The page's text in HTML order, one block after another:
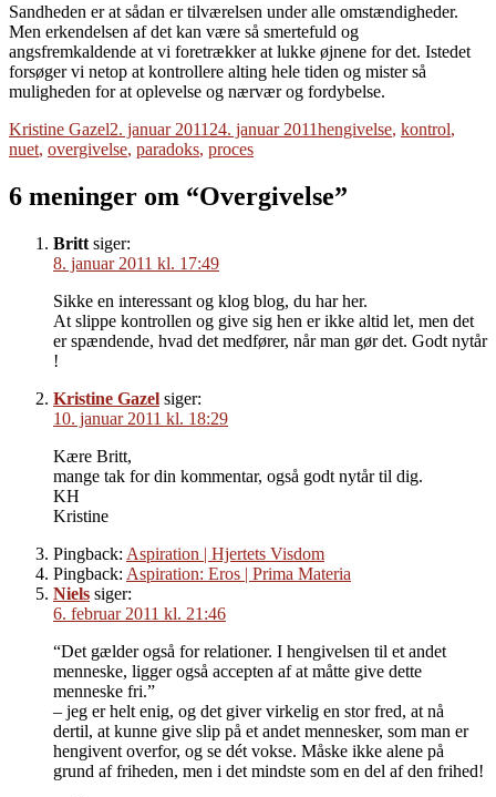
Sandheden er at sådan er tilværelsen under alle omstændigheder.
Men erkendelsen af det kan være så smertefuld og
angsfremkaldende at vi foretrækker at lukke øjnene for det. Istedet
forsøger vi netop at kontrollere alting hele tiden og mister så
muligheden for at oplevelse og nærvær og fordybelse.
Forfatter
Kristine GazelUdgivet
2. januar 2011 24. januar 2011Tags
hengivelse, kontrol,
nuet, overgivelse, paradoks, proces
6 meninger om “Overgivelse”
Britt siger:
8. januar 2011 kl. 17:49
Sikke en interessant og klog blog, du har her.
At slippe kontrollen og give sig hen er ikke altid let, men det
er spændende, hvad det medfører, når man gør det. Godt nytår
!
Kristine Gazel siger:
10. januar 2011 kl. 18:29
Kære Britt,
mange tak for din kommentar, også godt nytår til dig.
KH
Kristine
Pingback: Aspiration | Hjertets Visdom
Pingback: Aspiration: Eros | Prima Materia
Niels siger:
6. februar 2011 kl. 21:46
“Det gælder også for relationer. I hengivelsen til et andet
menneske, ligger også accepten af at måtte give dette
menneske fri.”
– jeg er helt enig, og det giver virkelig en stor fred, at nå
dertil, at kunne give slip på et andet mennesker, som man er
hengivent overfor, og se dét vokse. Måske ikke alene på
grund af friheden, men i det mindste som en del af den frihed!